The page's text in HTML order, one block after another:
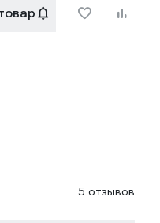
5 отзывов